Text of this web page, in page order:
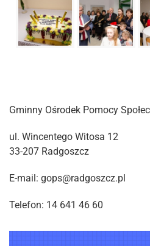
Gminny Ośrodek Pomocy
ul. Wincentego Witosa 12
33-207 Radgoszcz
E-mail: gops@radgoszcz.pl
Telefon: 14 641 46 60